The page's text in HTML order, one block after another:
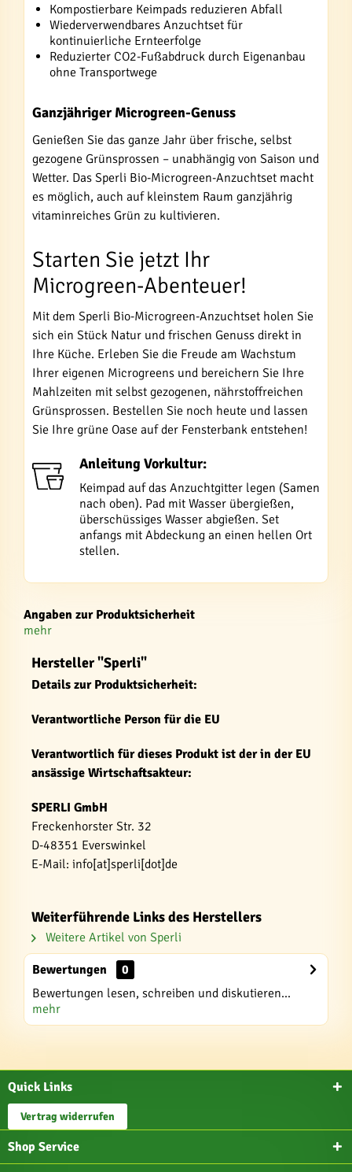
Kompostierbare Keimpads reduzieren Abfall
Wiederverwendbares Anzuchtset für
kontinuierliche Ernteerfolge
Reduzierter CO2-Fußabdruck durch Eigenanbau
ohne Transportwege
Ganzjähriger Microgreen-Genuss
Genießen Sie das ganze Jahr über frische, selbst
gezogene Grünsprossen – unabhängig von Saison und
Wetter. Das Sperli Bio-Microgreen-Anzuchtset macht
es möglich, auch auf kleinstem Raum ganzjährig
vitaminreiches Grün zu kultivieren.
Starten Sie jetzt Ihr
Microgreen-Abenteuer!
Mit dem Sperli Bio-Microgreen-Anzuchtset holen Sie
sich ein Stück Natur und frischen Genuss direkt in
Ihre Küche. Erleben Sie die Freude am Wachstum
Ihrer eigenen Microgreens und bereichern Sie Ihre
Mahlzeiten mit selbst gezogenen, nährstoffreichen
Grünsprossen. Bestellen Sie noch heute und lassen
Sie Ihre grüne Oase auf der Fensterbank entstehen!
Anleitung Vorkultur:
Keimpad auf das Anzuchtgitter legen (Samen
nach oben). Pad mit Wasser übergießen,
überschüssiges Wasser abgießen. Set
anfangs mit Abdeckung an einen hellen Ort
stellen.
Angaben zur Produktsicherheit
mehr
Hersteller "Sperli"
Details zur Produktsicherheit:
Verantwortliche Person für die EU
Verantwortlich für dieses Produkt ist der in der EU
ansässige Wirtschaftsakteur:
SPERLI GmbH
Freckenhorster Str. 32
D-48351 Everswinkel
E-Mail: info[at]sperli[dot]de
Weiterführende Links des Herstellers
Weitere Artikel von Sperli
Bewertungen
0
Bewertungen lesen, schreiben und diskutieren...
mehr
Quick Links
Vertrag widerrufen
Shop Service